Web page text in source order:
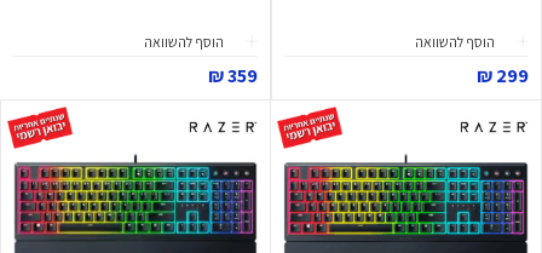
הוסף להשוואה
299 ₪
הוסף להשוואה
359 ₪